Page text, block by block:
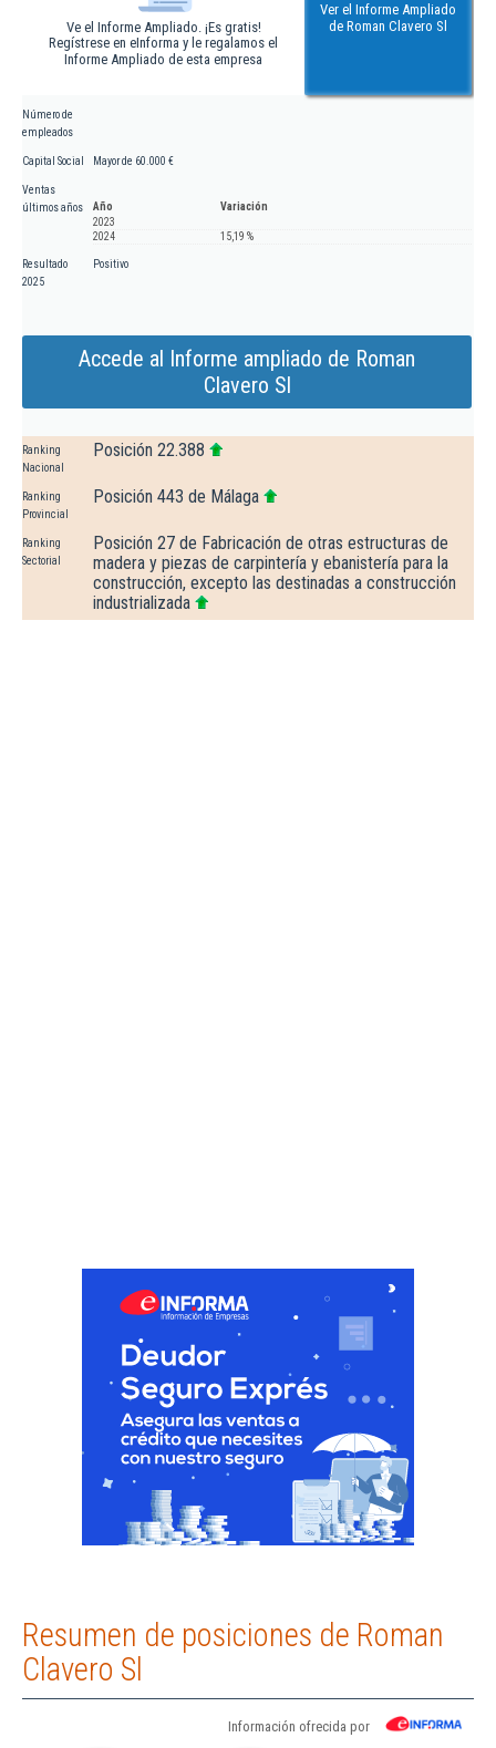
Ve el Informe Ampliado. ¡Es gratis!
Regístrese en eInforma y le regalamos el
Informe Ampliado de esta empresa
Ver el Informe Ampliado
de Roman Clavero Sl
Número de
empleados
Capital Social Mayor de 60.000 €
Ventas
últimos años
Año
Variación
2023
2024
15,19 %
Resultado
2025
Positivo
Accede al Informe ampliado de Roman
Clavero Sl
Ranking
Nacional
Posición 22.388
Ranking
Provincial
Posición 443 de Málaga
Ranking
Sectorial
Posición 27 de Fabricación de otras estructuras de
madera y piezas de carpintería y ebanistería para la
construcción, excepto las destinadas a construcción
industrializada
Resumen de posiciones de Roman
Clavero Sl
Información ofrecida por